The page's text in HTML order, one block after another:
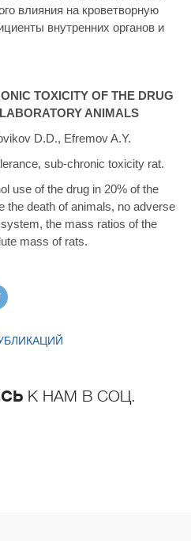
влияния на кроветворную
внутренних органов и
TOXICITY OF THE DRUG
ANIMALS
D.D., Efremov A.Y.
sub-chronic toxicity rat.
use of the drug in 20% of the
the death of animals, no adverse
the mass ratios of the
mass of rats.
К НАМ В СОЦ.